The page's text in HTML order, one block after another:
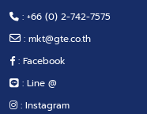
: +66 (0) 2-742-7575
: mkt@gte.co.th
: Facebook
: Line @
: Instagram